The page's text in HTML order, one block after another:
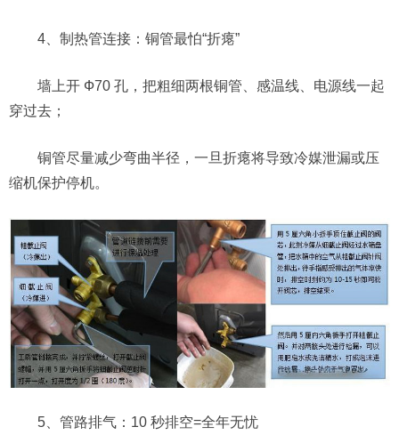
4、制热管连接：铜管最怕“折瘪”
墙上开 Ф70 孔，把粗细两根铜管、感温线、电源线一起
穿过去；
铜管尽量减少弯曲半径，一旦折瘪将导致冷媒泄漏或压
缩机保护停机。
5、管路排气：10 秒排空=全年无忧